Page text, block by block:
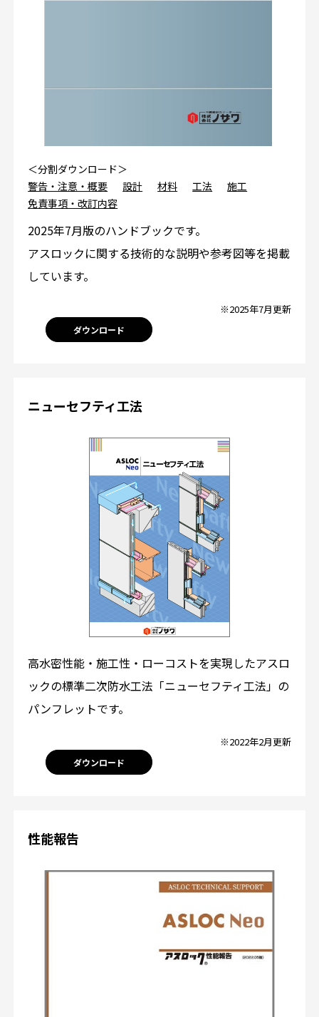
＜分割ダウンロード＞
警告・注意・概要
設計 材料 工法
施工
免責事項・改訂内容
2025年7月版のハンドブックです。
アスロックに関する技術的な説明や参考図等を掲載
しています。
※2025年7月更新
ダウンロード
ニューセフティ工法
高水密性能・施工性・ローコストを実現したアスロ
ックの標準二次防水工法「ニューセフティ工法」の
パンフレットです。
※2022年2月更新
ダウンロード
性能報告